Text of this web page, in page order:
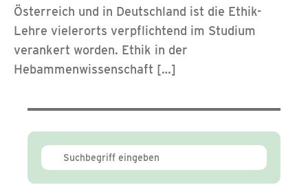
Österreich und in Deutschland ist die Ethik-
Lehre vielerorts verpflichtend im Studium
verankert worden. Ethik in der
Hebammenwissenschaft […]